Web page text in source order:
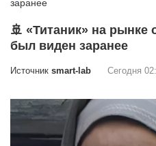
🚢 «Титаник» на рынке
был виден заранее
Источник smart-lab Сегодня